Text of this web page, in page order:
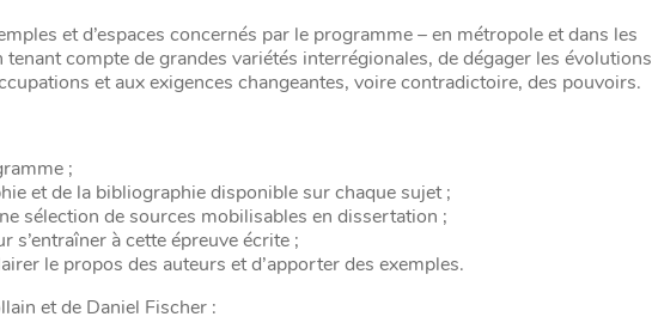
et d’espaces concernés par le programme – en métropole et dans les
compte de grandes variétés interrégionales, de dégager les évolutions
et aux exigences changeantes, voire contradictoire, des pouvoirs.
;
et de la bibliographie disponible sur chaque sujet ;
sélection de sources mobilisables en dissertation ;
s’entraîner à cette épreuve écrite ;
le propos des auteurs et d’apporter des exemples.
et de Daniel Fischer :